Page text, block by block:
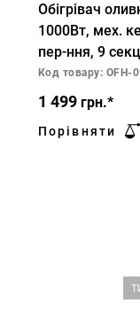
Обігрівач
1000Вт, мех.
пер-ння, 9
Код товару: OFH-
1 499 грн.*
Порівняти